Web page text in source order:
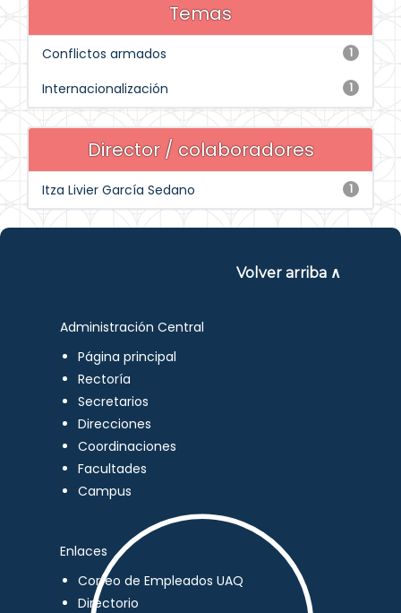
Temas
1
Conflictos armados
1
Internacionalización
Director / colaboradores
1
Itza Livier García Sedano
Volver arriba ∧
Administración Central
Página principal
Rectoría
Secretarios
Direcciones
Coordinaciones
Facultades
Campus
Enlaces
Correo de Empleados UAQ
Directorio